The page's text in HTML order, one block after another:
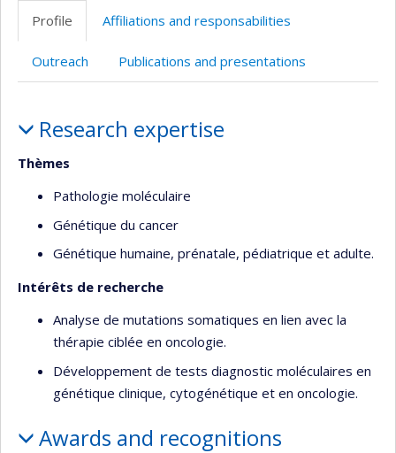
professionnelle
Profile
Affiliations and responsabilities
Outreach Publications and presentations
Research expertise
Thèmes
Pathologie moléculaire
Génétique du cancer
Génétique humaine, prénatale, pédiatrique et adulte.
Intérêts de recherche
Analyse de mutations somatiques en lien avec la
thérapie ciblée en oncologie.
Développement de tests diagnostic moléculaires en
génétique clinique, cytogénétique et en oncologie.
Awards and recognitions